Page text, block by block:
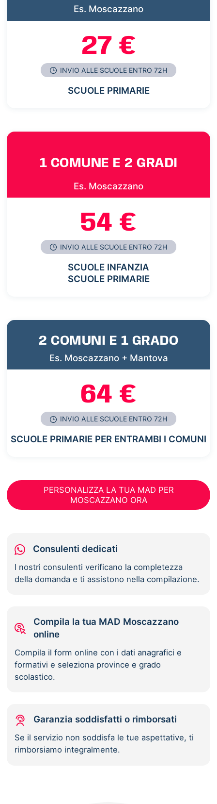
Es. Moscazzano
27 €
INVIO ALLE SCUOLE ENTRO 72H
SCUOLE PRIMARIE
1 COMUNE E 2 GRADI
Es. Moscazzano
54 €
INVIO ALLE SCUOLE ENTRO 72H
SCUOLE INFANZIA
SCUOLE PRIMARIE
2 COMUNI E 1 GRADO
Es. Moscazzano + Mantova
64 €
INVIO ALLE SCUOLE ENTRO 72H
SCUOLE PRIMARIE PER ENTRAMBI I COMUNI
PERSONALIZZA LA TUA MAD PER
MOSCAZZANO ORA
Consulenti dedicati
I nostri consulenti verificano la completezza
della domanda e ti assistono nella compilazione.
Compila la tua MAD Moscazzano
online
Compila il form online con i dati anagrafici e
formativi e seleziona province e grado
scolastico.
Garanzia soddisfatti o rimborsati
Se il servizio non soddisfa le tue aspettative, ti
rimborsiamo integralmente.